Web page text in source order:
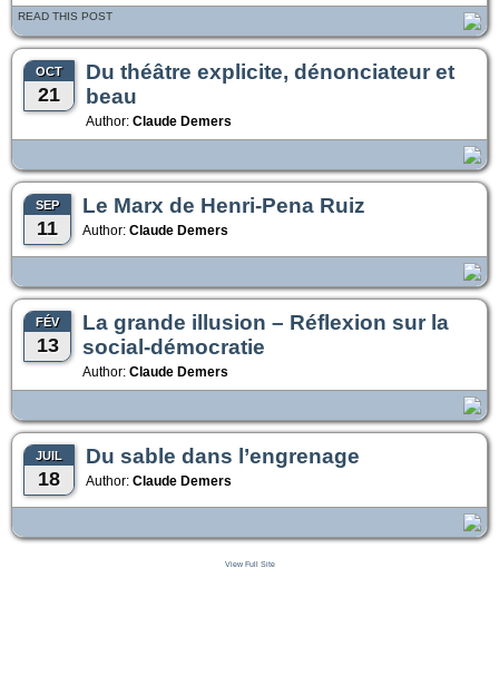
READ THIS POST
OCT
21
Du théâtre explicite, dénonciateur et
beau
Author: Claude Demers
SEP
11
Le Marx de Henri-Pena Ruiz
Author: Claude Demers
FÉV
13
La grande illusion – Réflexion sur la
social-démocratie
Author: Claude Demers
JUIL
18
Du sable dans l’engrenage
Author: Claude Demers
View Full Site